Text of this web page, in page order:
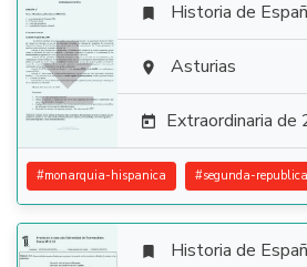

 Historia de
 Asturias
 Extraordinaria de
#monarquia-hispanica #segunda-republica
 Historia de